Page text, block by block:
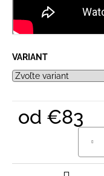
VARIANT
od €83